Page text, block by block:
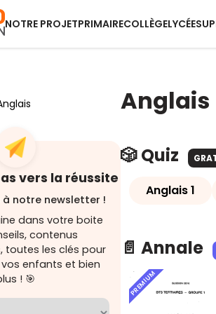
NOTRE PROJETPRIMAIRECOLLÈGELYCÉE
vers la réussite
à notre newsletter !
dans votre boite
contenus
toutes les clés pour
enfants et bien
! 🎯
Anglais
🎲 Quiz
Anglais 1
📄 Annale
PREMIUM